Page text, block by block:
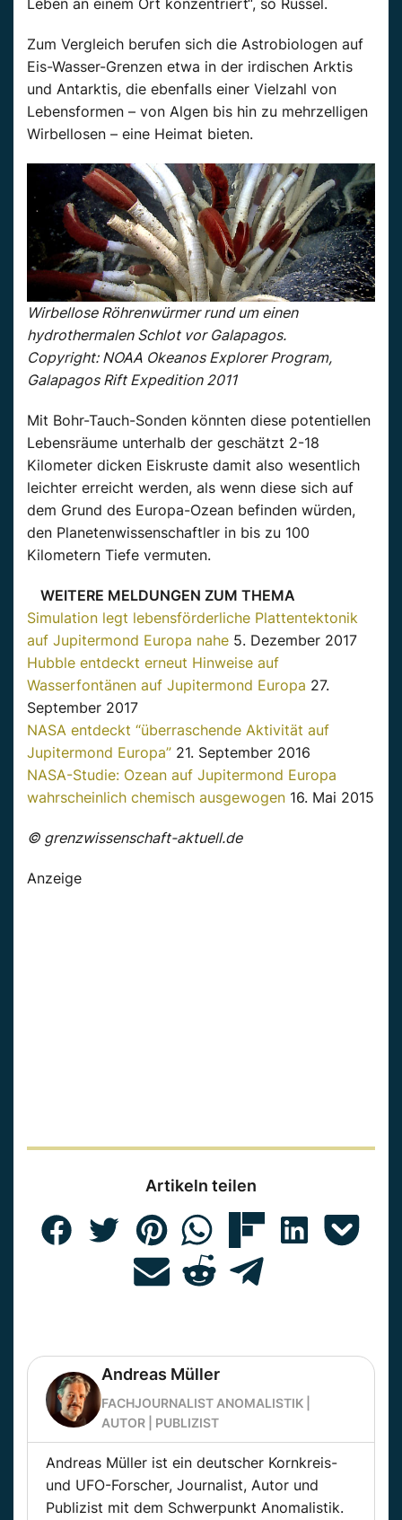
Leben an einem Ort konzentriert“, so Russel.
Zum Vergleich berufen sich die Astrobiologen auf
Eis-Wasser-Grenzen etwa in der irdischen Arktis
und Antarktis, die ebenfalls einer Vielzahl von
Lebensformen – von Algen bis hin zu mehrzelligen
Wirbellosen – eine Heimat bieten.
Wirbellose Röhrenwürmer rund um einen
hydrothermalen Schlot vor Galapagos.
Copyright: NOAA Okeanos Explorer Program,
Galapagos Rift Expedition 2011
Mit Bohr-Tauch-Sonden könnten diese potentiellen
Lebensräume unterhalb der geschätzt 2-18
Kilometer dicken Eiskruste damit also wesentlich
leichter erreicht werden, als wenn diese sich auf
dem Grund des Europa-Ozean befinden würden,
den Planetenwissenschaftler in bis zu 100
Kilometern Tiefe vermuten.
WEITERE MELDUNGEN ZUM THEMA
Simulation legt lebensförderliche Plattentektonik
auf Jupitermond Europa nahe 5. Dezember 2017
Hubble entdeckt erneut Hinweise auf
Wasserfontänen auf Jupitermond Europa 27.
September 2017
NASA entdeckt “überraschende Aktivität auf
Jupitermond Europa” 21. September 2016
NASA-Studie: Ozean auf Jupitermond Europa
wahrscheinlich chemisch ausgewogen 16. Mai 2015
© grenzwissenschaft-aktuell.de
Anzeige
Artikeln teilen
Andreas Müller
FACHJOURNALIST ANOMALISTIK |
AUTOR | PUBLIZIST
Andreas Müller ist ein deutscher Kornkreis-
und UFO-Forscher, Journalist, Autor und
Publizist mit dem Schwerpunkt Anomalistik.